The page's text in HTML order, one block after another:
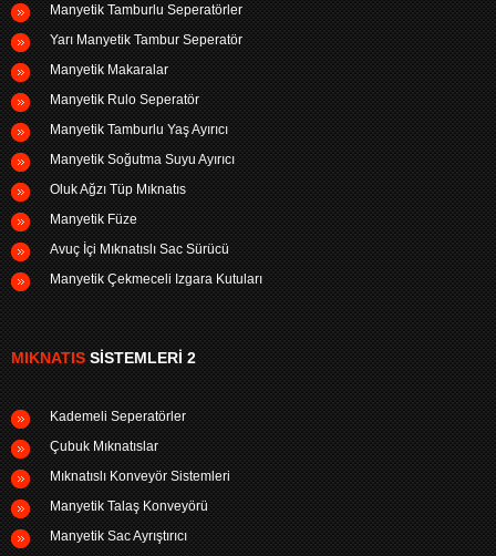
Manyetik Tamburlu Seperatörler
Yarı Manyetik Tambur Seperatör
Manyetik Makaralar
Manyetik Rulo Seperatör
Manyetik Tamburlu Yaş Ayırıcı
Manyetik Soğutma Suyu Ayırıcı
Oluk Ağzı Tüp Mıknatıs
Manyetik Füze
Avuç İçi Mıknatıslı Sac Sürücü
Manyetik Çekmeceli Izgara Kutuları
MIKNATISSISTEMLERI 2
Kademeli Seperatörler
Çubuk Mıknatıslar
Mıknatıslı Konveyör Sistemleri
Manyetik Talaş Konveyörü
Manyetik Sac Ayrıştırıcı